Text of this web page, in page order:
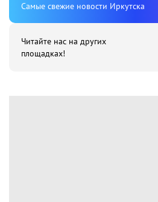
Cамые свежие новости Иркутска
Читайте нас на других
площадках!